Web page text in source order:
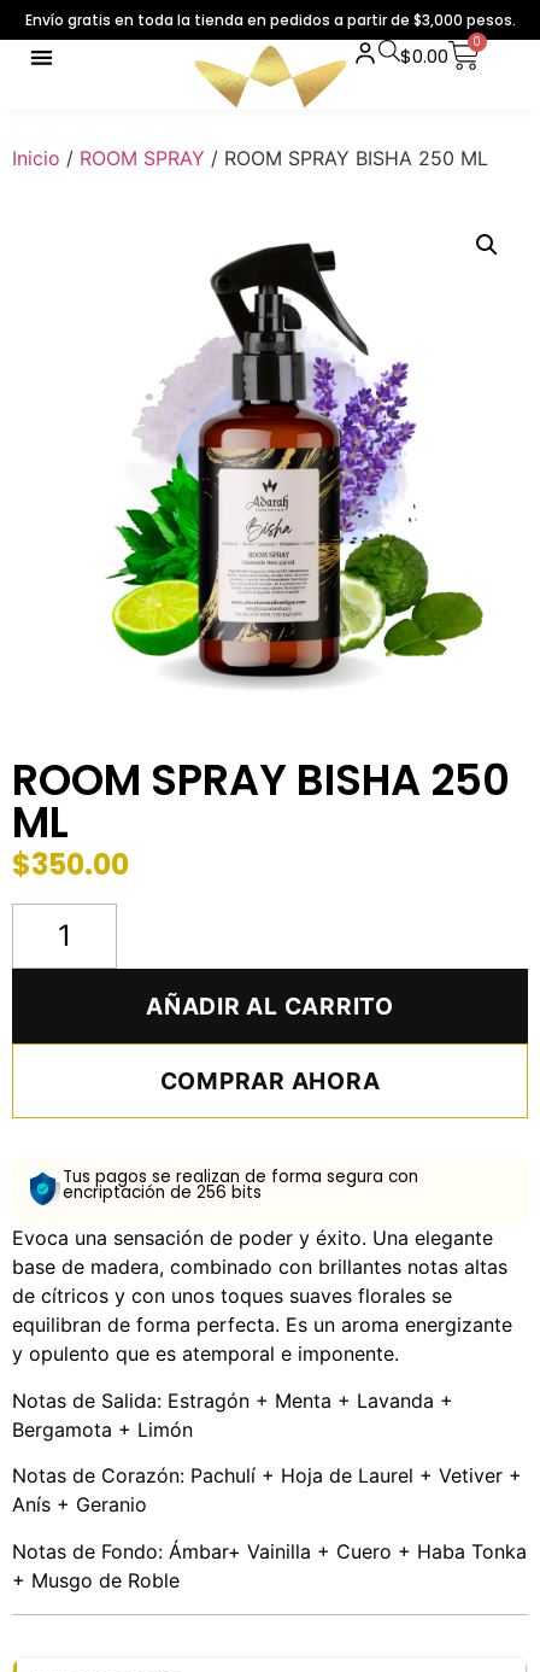
Envío gratis en toda la tienda en pedidos a partir de $3,000 pesos.
$0.00
0
Inicio / ROOM SPRAY / ROOM SPRAY BISHA 250 ML
ROOM SPRAY BISHA 250
ML
$350.00
AÑADIR AL CARRITO
COMPRAR AHORA
Tus pagos se realizan de forma segura con
encriptación de 256 bits
Evoca una sensación de poder y éxito. Una elegante
base de madera, combinado con brillantes notas altas
de cítricos y con unos toques suaves florales se
equilibran de forma perfecta. Es un aroma energizante
y opulento que es atemporal e imponente.
Notas de Salida: Estragón + Menta + Lavanda +
Bergamota + Limón
Notas de Corazón: Pachulí + Hoja de Laurel + Vetiver +
Anís + Geranio
Notas de Fondo: Ámbar+ Vainilla + Cuero + Haba Tonka
+ Musgo de Roble